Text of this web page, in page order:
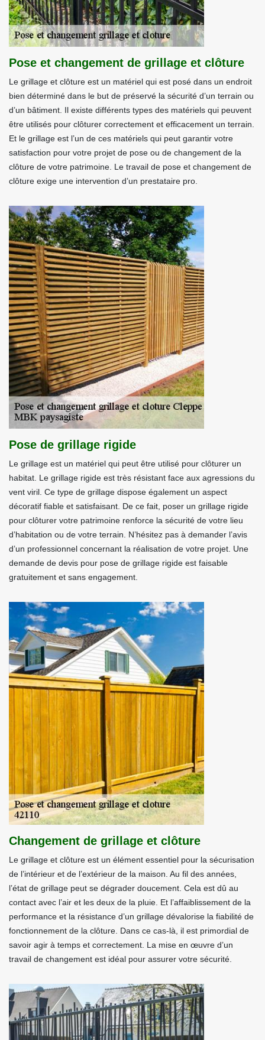
Pose et changement de grillage et clôture
Le grillage et clôture est un matériel qui est posé dans un endroit
bien déterminé dans le but de préservé la sécurité d’un terrain ou
d’un bâtiment. Il existe différents types des matériels qui peuvent
être utilisés pour clôturer correctement et efficacement un terrain.
Et le grillage est l’un de ces matériels qui peut garantir votre
satisfaction pour votre projet de pose ou de changement de la
clôture de votre patrimoine. Le travail de pose et changement de
clôture exige une intervention d’un prestataire pro.
Pose de grillage rigide
Le grillage est un matériel qui peut être utilisé pour clôturer un
habitat. Le grillage rigide est très résistant face aux agressions du
vent viril. Ce type de grillage dispose également un aspect
décoratif fiable et satisfaisant. De ce fait, poser un grillage rigide
pour clôturer votre patrimoine renforce la sécurité de votre lieu
d’habitation ou de votre terrain. N’hésitez pas à demander l’avis
d’un professionnel concernant la réalisation de votre projet. Une
demande de devis pour pose de grillage rigide est faisable
gratuitement et sans engagement.
Changement de grillage et clôture
Le grillage et clôture est un élément essentiel pour la sécurisation
de l’intérieur et de l’extérieur de la maison. Au fil des années,
l’état de grillage peut se dégrader doucement. Cela est dû au
contact avec l’air et les deux de la pluie. Et l’affaiblissement de la
performance et la résistance d’un grillage dévalorise la fiabilité de
fonctionnement de la clôture. Dans ce cas-là, il est primordial de
savoir agir à temps et correctement. La mise en œuvre d’un
travail de changement est idéal pour assurer votre sécurité.